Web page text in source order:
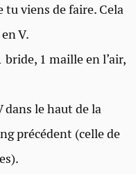
viens de faire. Cela
V.
1 maille en l’air,
dans le haut de la
précédent (celle de